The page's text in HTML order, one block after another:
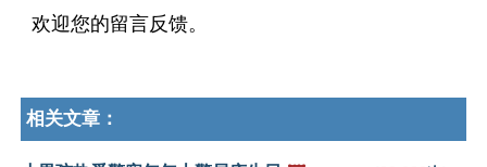
欢迎您的留言反馈。
相关文章：